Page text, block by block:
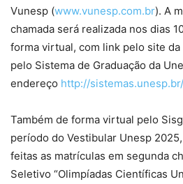
Vunesp (www.vunesp.com.br). A
chamada será realizada nos dias
forma virtual, com link pelo site
pelo Sistema de Graduação da
endereço http://
Também de forma virtual pelo
período do Vestibular Unesp
feitas as matrículas em segunda
Seletivo “Olimpíadas Científicas